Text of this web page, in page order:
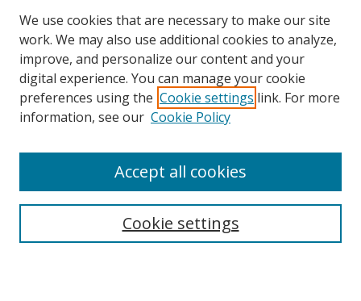
Search
Select context to search:
We use cookies that are necessary to make our site
work. We may also use additional cookies to analyze,
improve, and personalize our content and your
digital experience. You can manage your cookie
preferences using the Cookie settings link. For more
information, see our Cookie Policy
Cookie settings
Accept all cookies